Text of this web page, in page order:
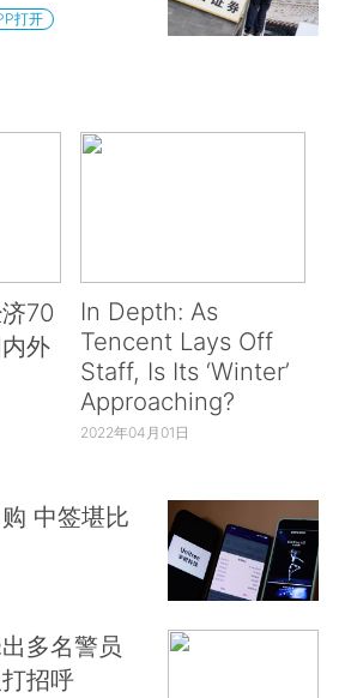
打开
70
外
In Depth: As
Tencent Lays Off
Staff, Is Its ‘Winter’
Approaching?
2022年04月01日
中签堪比
多名警员
招呼